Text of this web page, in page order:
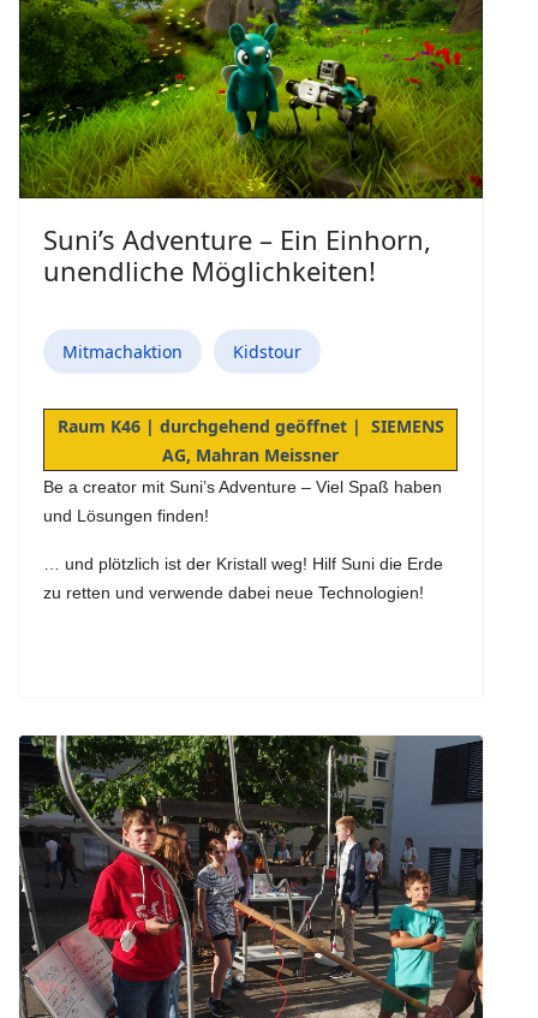
Suni’s Adventure – Ein Einhorn,
unendliche Möglichkeiten!
Mitmachaktion Kidstour
Raum K46 | durchgehend geöffnet | SIEMENS
AG, Mahran Meissner
Be a creator mit Suni’s Adventure – Viel Spaß haben
und Lösungen finden!
… und plötzlich ist der Kristall weg! Hilf Suni die Erde
zu retten und verwende dabei neue Technologien!